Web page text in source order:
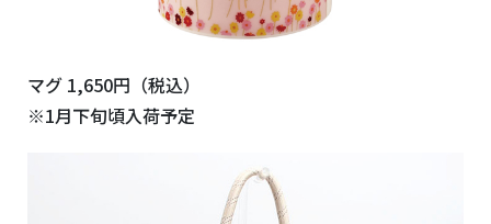
マグ 1,650円（税込）
※1月下旬頃入荷予定